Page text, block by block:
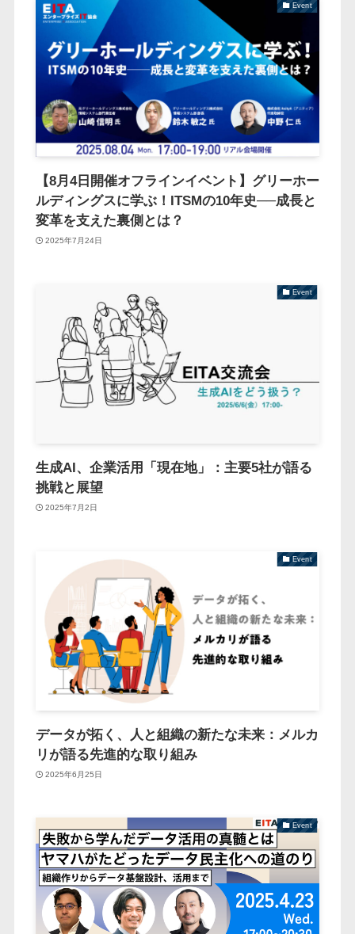
Event
【8月4日開催オフラインイベント】グリーホー
ルディングスに学ぶ！ITSMの10年史──成長と
変革を支えた裏側とは？
2025年7月24日
Event
生成AI、企業活用「現在地」：主要5社が語る
挑戦と展望
2025年7月2日
Event
データが拓く、人と組織の新たな未来：メルカ
リが語る先進的な取り組み
2025年6月25日
Event